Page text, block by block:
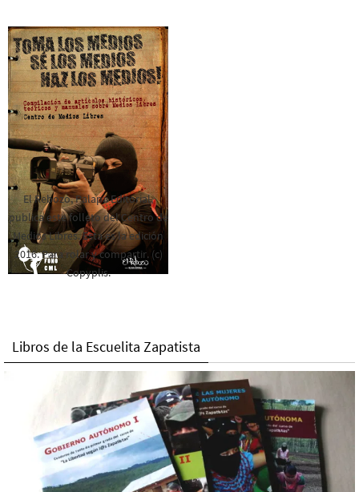
El Rebozo, Palapa Editorial,
publica este folleto del Centro de
Medios Libres. Esta es la edición
2016. Para rolar y compartir. (c)
Copyplis.
Libros de la Escuelita Zapatista